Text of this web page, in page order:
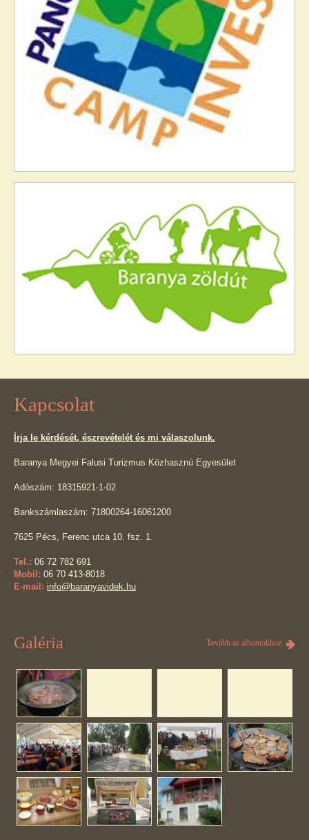
Kapcsolat
Írja le kérdését, észrevételét és mi válaszolunk.
Baranya Megyei Falusi Turizmus Közhasznú Egyesület
Adószám: 18315921-1-02
Bankszámlaszám: 71800264-16061200
7625 Pécs, Ferenc utca 10. fsz. 1.
Tel.: 06 72 782 691
Mobil: 06 70 413-8018
E-mail: info@baranyavidek.hu
Galéria Tovább az albumokhoz